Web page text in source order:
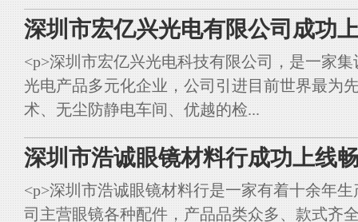
深圳市宏亿兴光电有限公司成功
<p>深圳市宏亿兴光电科技有限公司，是一家
光电产品多元化企业，公司引进目前世界最为
术、无尘防静电车间、优越的检...
深圳市浩诚眼镜材料行成功上线
<p>深圳市浩诚眼镜材料行是一家有着十余年
司主营眼镜各种配件，产品品类众多、款式齐